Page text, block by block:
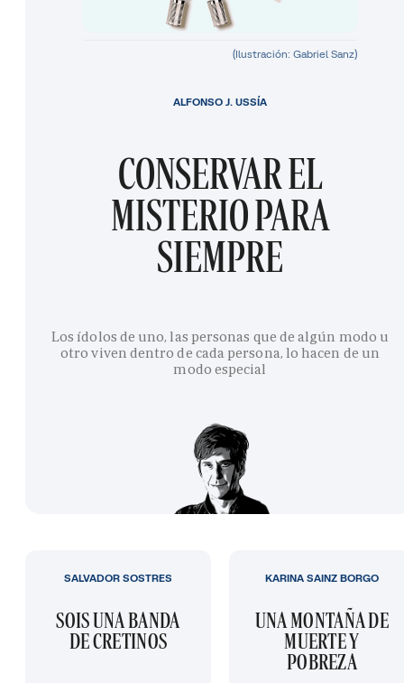
(Ilustración: Gabriel Sanz)
CONSERVAR EL
MISTERIO PARA
SIEMPRE
Los ídolos de uno, las personas que de algún modo u
otro viven dentro de cada persona, lo hacen de un
modo especial
ALFONSO J. USSÍA
SOIS UNA BANDA
DE CRETINOS
SALVADOR SOSTRES
UNA MONTAÑA DE
MUERTE Y
POBREZA
KARINA SAINZ BORGO